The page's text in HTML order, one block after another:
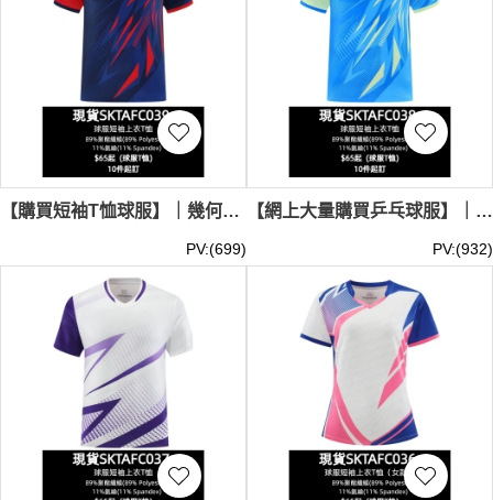
【購買短袖T恤球服】｜幾何線條圖案｜V領撞色設計｜異色拼接袖子｜現貨主推｜運動短袖T恤球服供應商 SKTAFC039-SBTY-A3226#
PV:(699)
【網上大量購買乒乓球服】｜男款V領球衣｜藍綠抽象線條｜現貨主推｜全身熱升華印花｜乒乓球服公司 SKTAFC038-SBTY-A3225#
PV:(932)